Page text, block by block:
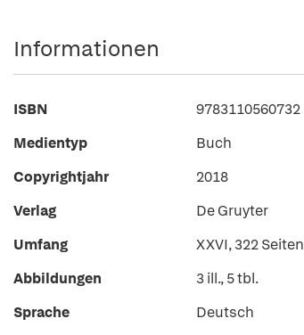
Informationen
ISBN
9783110560732
Medientyp
Buch
Copyrightjahr
2018
Verlag
De Gruyter
Umfang
XXVI, 322 Seiten
Abbildungen
3 ill., 5 tbl.
Sprache
Deutsch